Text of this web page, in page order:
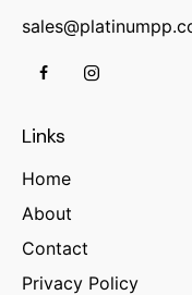
Links
Home
About
Contact
Privacy Policy